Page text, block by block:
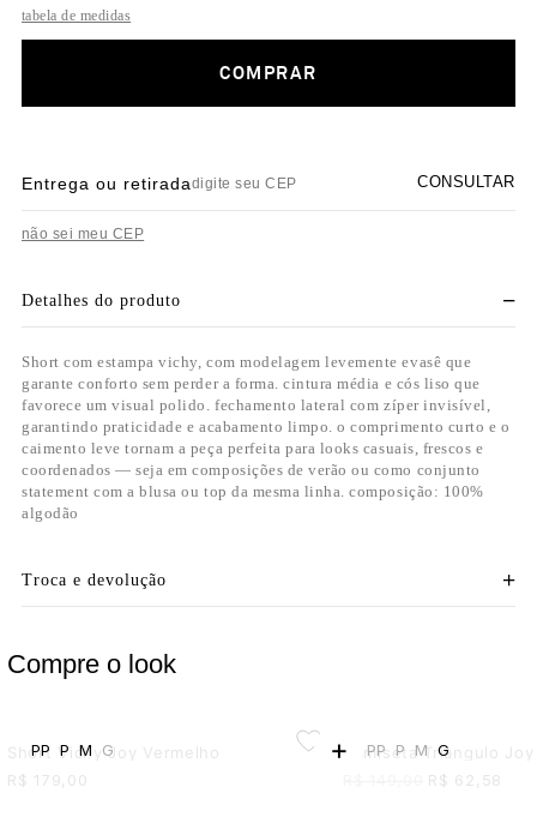
tabela de medidas
COMPRAR
Entrega ou retirada CONSULTAR
não sei meu CEP
Detalhes do produto
Short com estampa vichy, com modelagem levemente evasê que
garante conforto sem perder a forma. cintura média e cós liso que
favorece um visual polido. fechamento lateral com zíper invisível,
garantindo praticidade e acabamento limpo. o comprimento curto e o
caimento leve tornam a peça perfeita para looks casuais, frescos e
coordenados — seja em composições de verão ou como conjunto
statement com a blusa ou top da mesma linha. composição: 100%
algodão
Troca e devolução
Compre o look
+
Short Vichy Joy Vermelho
R$ 179,00
PP P M
G
R$ 62,58
PP P M G